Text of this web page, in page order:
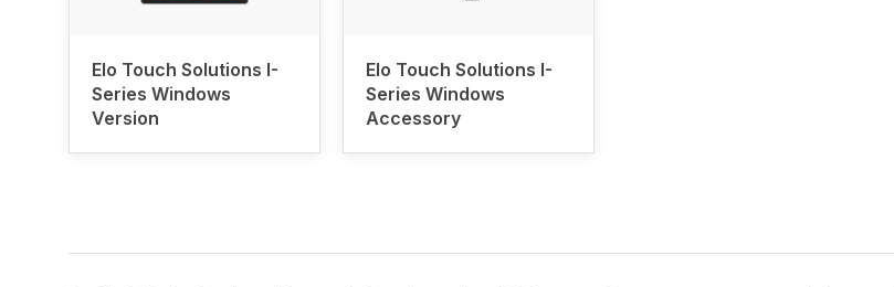
Elo Touch Solutions I-
Series Windows
Version
Elo Touch Solutions I-
Series Windows
Accessory